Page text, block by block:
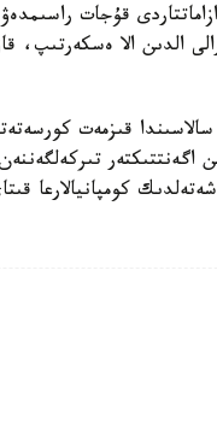
قۇجات
الدىن الا ەسكەرتىپ،
قىزمەت
كومپانيالارعا